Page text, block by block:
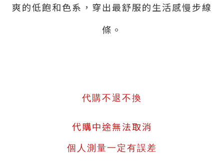
爽的低飽和色系，穿出最舒服的生活感慢步線
條。
代購不退不換
代購中途無法取消
個人測量一定有誤差